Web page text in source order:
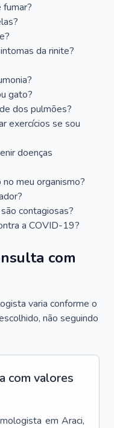
fumar?
da rinite?
gato?
dos pulmões?
exercícios se sou
doenças
meu organismo?
contagiosas?
a COVID-19?
com
varia conforme o
não seguindo
com valores
em Araci,